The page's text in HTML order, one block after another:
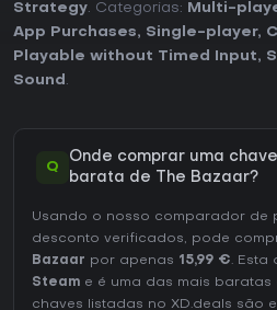
Strategy. Categorias: Multi-
App Purchases, Single-player,
Playable without Timed Input,
Sound .
Q
Onde comprar uma
barata de The Bazaar?
Usando o nosso comparador de
desconto verificados, pode
Bazaar por apenas 15,99 €. Esta
Steam e é uma das mais baratas
chaves listadas no XD.deals são